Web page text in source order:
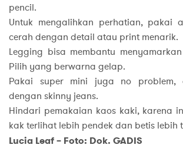
pencil.
Untuk mengalihkan perhatian, pakai
cerah dengan detail atau print menarik.
Legging bisa membantu
Pilih yang berwarna gelap.
Pakai super mini juga no problem,
dengan skinny jeans.
Hindari pemakaian kaos kaki, karena
kak terlihat lebih pendek dan betis lebih
Lucia Leaf – Foto: Dok. GADIS